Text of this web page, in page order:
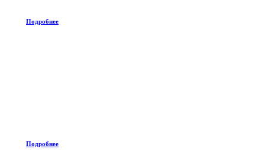
Подробнее
Подробнее